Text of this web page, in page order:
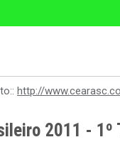
http://
2011 - 1º